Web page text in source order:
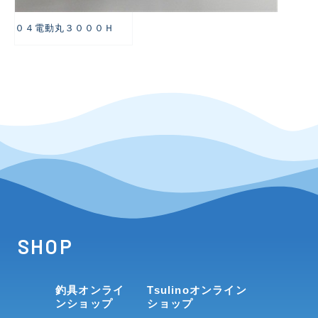
０４電動丸３０００Ｈ
SHOP
釣具オンライ
ンショップ
Tsulinoオンライン
ショップ